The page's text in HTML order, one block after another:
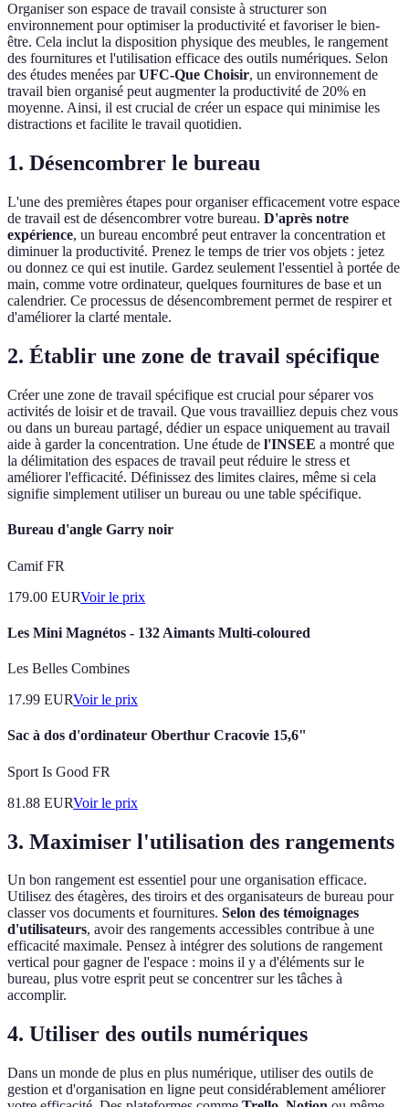
Organiser son espace de travail consiste à structurer son
environnement pour optimiser la productivité et favoriser le bien-
être. Cela inclut la disposition physique des meubles, le rangement
des fournitures et l'utilisation efficace des outils numériques. Selon
des études menées parUFC-Que Choisir, un environnement de
travail bien organisé peut augmenter la productivité de 20% en
moyenne. Ainsi, il est crucial de créer un espace qui minimise les
distractions et facilite le travail quotidien.
1. Désencombrer le bureau
L'une des premières étapes pour organiser efficacement votre espace
de travail est de désencombrer votre bureau. D'après notre
expérience, un bureau encombré peut entraver la concentration et
diminuer la productivité. Prenez le temps de trier vos objets : jetez
ou donnez ce qui est inutile. Gardez seulement l'essentiel à portée de
main, comme votre ordinateur, quelques fournitures de base et un
calendrier. Ce processus de désencombrement permet de respirer et
d'améliorer la clarté mentale.
2. Établir une zone de travail spécifique
Créer une zone de travail spécifique est crucial pour séparer vos
activités de loisir et de travail. Que vous travailliez depuis chez vous
ou dans un bureau partagé, dédier un espace uniquement au travail
aide à garder la concentration. Une étude de l'INSEE a montré que
la délimitation des espaces de travail peut réduire le stress et
améliorer l'efficacité. Définissez des limites claires, même si cela
signifie simplement utiliser un bureau ou une table spécifique.
Bureau d'angle Garry noir
Camif FR
179.00 EURVoir le prix
Les Mini Magnétos - 132 Aimants Multi-coloured
Les Belles Combines
17.99 EURVoir le prix
Sac à dos d'ordinateur Oberthur Cracovie 15,6"
Sport Is Good FR
81.88 EURVoir le prix
3. Maximiser l'utilisation des rangements
Un bon rangement est essentiel pour une organisation efficace.
Utilisez des étagères, des tiroirs et des organisateurs de bureau pour
classer vos documents et fournitures. Selon des témoignages
d'utilisateurs, avoir des rangements accessibles contribue à une
efficacité maximale. Pensez à intégrer des solutions de rangement
vertical pour gagner de l'espace : moins il y a d'éléments sur le
bureau, plus votre esprit peut se concentrer sur les tâches à
accomplir.
4. Utiliser des outils numériques
Dans un monde de plus en plus numérique, utiliser des outils de
gestion et d'organisation en ligne peut considérablement améliorer